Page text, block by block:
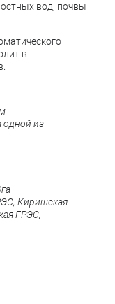
вод, почвы
в
одной из
Киришская
ГРЭС,